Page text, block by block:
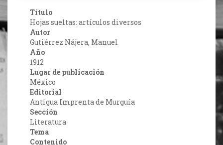
Título
Hojas sueltas: artículos diversos
Autor
Gutiérrez Nájera, Manuel
Año
1912
Lugar de publicación
México
Editorial
Antigua Imprenta de Murguía
Sección
Literatura
Tema
Contenido